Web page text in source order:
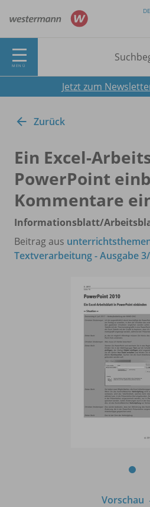
DE
MENÜ
Jetzt zum
Zurück
Ein Excel-
PowerPoint
Kommentare
Informationsblatt/
Beitrag aus
Textverarbeitung - Ausgabe
Vorschau